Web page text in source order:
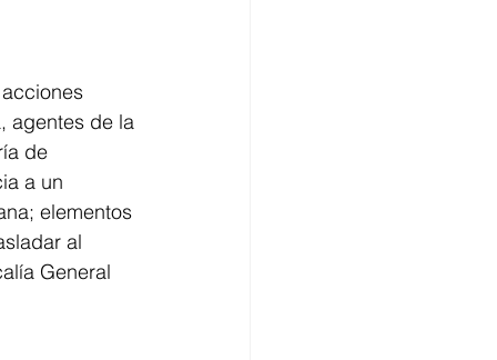
agentes de la
de
a un
elementos
al
General